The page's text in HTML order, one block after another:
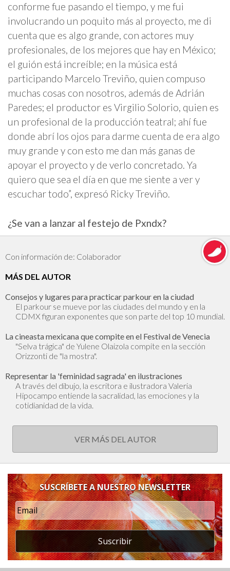
conforme fue pasando el tiempo, y me fui
involucrando un poquito más al proyecto, me di
cuenta que es algo grande, con actores muy
profesionales, de los mejores que hay en México;
el guión está increíble; en la música está
participando Marcelo Treviño, quien compuso
muchas cosas con nosotros, además de Adrián
Paredes; el productor es Virgilio Solorio, quien es
un profesional de la producción teatral; ahí fue
donde abrí los ojos para darme cuenta de era algo
muy grande y con esto me dan más ganas de
apoyar el proyecto y de verlo concretado. Ya
quiero que sea el día en que me siente a ver y
escuchar todo”, expresó Ricky Treviño.
¿Se van a lanzar al festejo de Pxndx?
Con información de: Colaborador
MÁS DEL AUTOR
Consejos y lugares para practicar parkour en la ciudad
El parkour se mueve por las ciudades del mundo y en la
CDMX figuran exponentes que son parte del top 10 mundial.
La cineasta mexicana que compite en el Festival de Venecia
"Selva trágica" de Yulene Olaizola compite en la sección
Orizzonti de "la mostra".
Representar la 'feminidad sagrada' en ilustraciones
A través del dibujo, la escritora e ilustradora Valeria
Hipocampo entiende la sacralidad, las emociones y la
cotidianidad de la vida.
VER MÁS DEL AUTOR
SUSCRÍBETE A NUESTRO NEWSLETTER
Suscribir